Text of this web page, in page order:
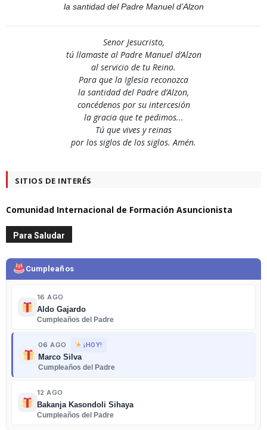
la santidad del Padre Manuel d’Alzon
Senor Jesucristo,
tú llamaste al Padre Manuel d’Alzon
al servicio de tu Reino.
Para que la Iglesia reconozca
la santidad del Padre d’Alzon,
concédenos por su intercesión
la gracia que te pedimos...
Tú que vives y reinas
por los siglos de los siglos. Amén.
SITIOS DE INTERÉS
Comunidad Internacional de Formación Asuncionista
Para Saludar
Cumpleaños
16 AGO
Aldo Gajardo
Cumpleaños del Padre
06 AGO ¡HOY!
Marco Silva
Cumpleaños del Padre
12 AGO
Bakanja Kasondoli Sihaya
Cumpleaños del Padre